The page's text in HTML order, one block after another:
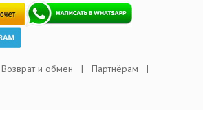
Возврат и обмен Партнёрам